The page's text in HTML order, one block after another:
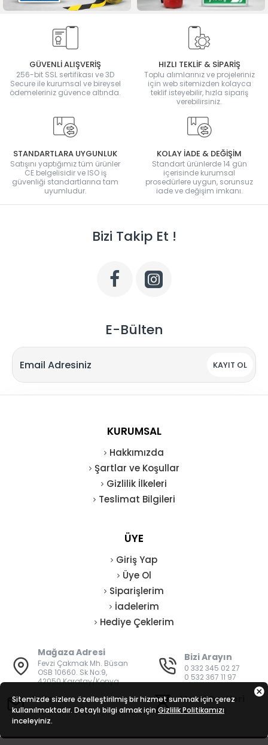
GÜVENLİ ALIŞVERİŞ
256-bit SSL sertifikası ve 3D
Secure ile kurumsal ve bireysel
ödemeleriniz güvence altında.
HIZLI TEKLİF & SİPARİŞ
Toplu alımlarınız ve projeleriniz
için web sitemizden kolayca
teklif isteyebilir, hızla sipariş
verebilirsiniz.
STANDARTLARA UYGUNLUK
Satışını yaptığımız tüm ürünler
CE belgelisidir ve ISO iş
güvenliği standartlarına tam
uyumludur.
KOLAY İADE & DEĞİŞİM
Standart ürünlerde 14 gün
içerisinde kurumsal
prosedürlere uygun, sorunsuz
iade ve değişim imkanı.
Bizi Takip Et !
E-Bülten
KAYIT OL
KURUMSAL
Hakkımızda
Şartlar ve Koşullar
Gizlilik İlkeleri
Teslimat Bilgileri
ÜYE
Giriş Yap
Üye Ol
Siparişlerim
İadelerim
Hediye Çeklerim
Mağaza Adresi
Fevzi Çakmak Mh. Büsan
OSB 10660. Sk No:9,
42050 Karatay/Konya
Bizi Arayın
0 332 345 02 27
0 532 367 11 97
E-Posta
bilgi@vatanisguvenligi.com
Mesai Saatleri
08:00 - 19:00
Sitemizde sizlere özelleştirilmiş bir hizmet sunmak için çerez
kullanılmaktadır. Detaylı bilgi almak için Gizlilik Politikamızı
inceleyiniz.